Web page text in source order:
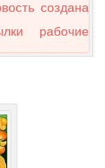
создана
рабочие